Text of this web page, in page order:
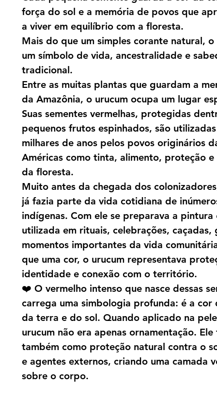
força do sol e a memória de povos que
a viver em equilíbrio com a floresta.
Mais do que um simples corante natural, o
um símbolo de vida, ancestralidade e
tradicional.
Entre as muitas plantas que guardam a
da Amazônia, o urucum ocupa um lugar
Suas sementes vermelhas, protegidas
pequenos frutos espinhados, são
milhares de anos pelos povos originários
Américas como tinta, alimento, proteção e
da floresta.
Muito antes da chegada dos
já fazia parte da vida cotidiana de
indígenas. Com ele se preparava a
utilizada em rituais, celebrações, caçadas,
momentos importantes da vida
que uma cor, o urucum representava
identidade e conexão com o território.
❤️ O vermelho intenso que nasce dessas
carrega uma simbologia profunda: é a cor
da terra e do sol. Quando aplicado na
urucum não era apenas ornamentação. Ele
também como proteção natural contra o
e agentes externos, criando uma camada
sobre o corpo.